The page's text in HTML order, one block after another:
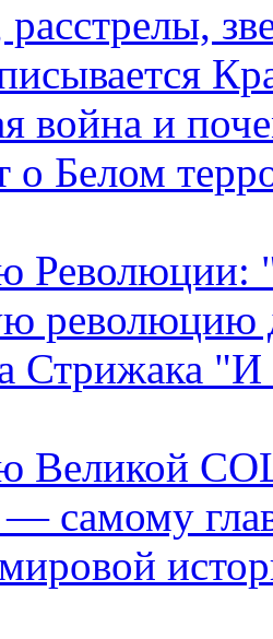
война и
о Белом
Революции:
революцию
Стрижака
Великой
самому